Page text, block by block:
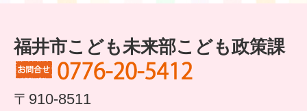
福井市こども未来部こども政策課
〒910-8511
ソーシャルメディア
すまいるサポート行事案内